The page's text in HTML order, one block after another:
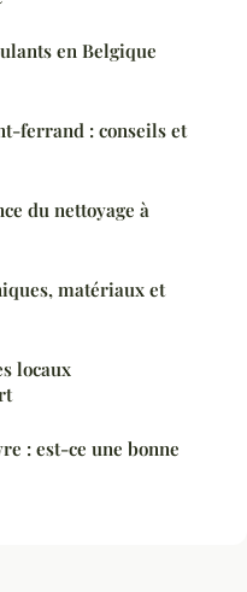
en Belgique
ferrand : conseils et
du nettoyage à
matériaux et
locaux
: est-ce une bonne